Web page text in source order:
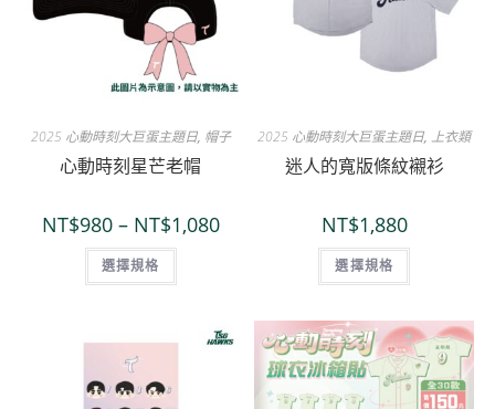
2025 心動時刻大巨蛋主題日, 帽子
心動時刻星芒老帽
NT$980– NT$1,080
選擇規格
2025 心動時刻大巨蛋主題日, 上衣類
迷人的寬版條紋襯衫
NT$1,880
選擇規格